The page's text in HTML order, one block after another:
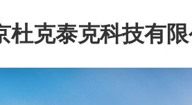
杜克泰克科技有